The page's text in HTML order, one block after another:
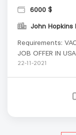
6000 $
John Hopkins
Requirements: VACANCY! ! ! JOHN'S HOPKINS HOSPITAL
JOB OFFER IN USA
AGE LIMIT 18 - 68 𝐓𝐄𝐑𝐌𝐒 𝐀𝐍𝐃 𝐂𝐎𝐍𝐃𝐈𝐓𝐈𝐎𝐍𝐒: WhatsApp
22-11-2021